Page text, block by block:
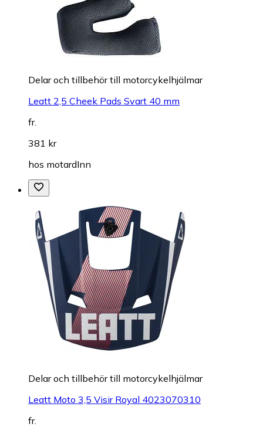
Delar och tillbehör till motorcykelhjälmar
Leatt 2,5 Cheek Pads Svart 40 mm
fr.
381 kr
hos motardInn
Delar och tillbehör till motorcykelhjälmar
Leatt Moto 3,5 Visir Royal 4023070310
fr.